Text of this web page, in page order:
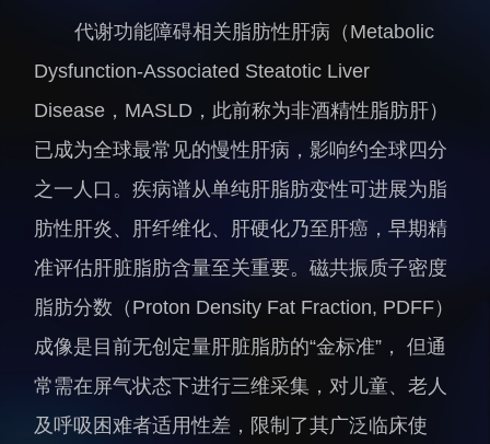
人才概况
人才介绍
人才招聘
人才动态
博士后
综合处
科研管理处
创新融合处
人力资源处
财务资产处
合作转化处
代谢功能障碍相关脂肪性肝病（‌Metabolic
Dysfunction-Associated Steatotic Liver
Disease，MASLD，此前称为非酒精性脂肪肝）
已成为全球最常见的慢性肝病，影响约全球四分
之一人口。疾病谱从单纯肝脂肪变性可进展为脂
肪性肝炎、肝纤维化、肝硬化乃至肝癌，早期精
准评估肝脏脂肪含量至关重要。磁共振质子密度
脂肪分数（Proton Density Fat Fraction, PDFF）
成像是目前无创定量肝脏脂肪的“金标准”， 但通
常需在屏气状态下进行三维采集，对儿童、老人
及呼吸困难者适用性差，限制了其广泛临床使